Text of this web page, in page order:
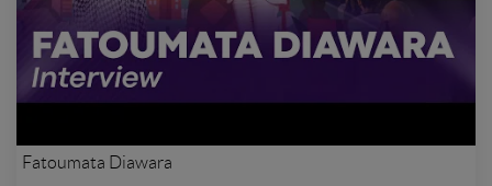
Fatoumata Diawara